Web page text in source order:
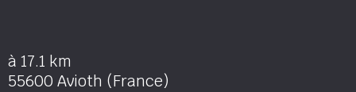
à 17.1 km
55600 Avioth (France)